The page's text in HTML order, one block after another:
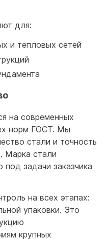
для:
и тепловых сетей
на современных
норм ГОСТ. Мы
стали и точность
Марка стали
задачи заказчика
на всех этапах:
упаковки. Это
крупных